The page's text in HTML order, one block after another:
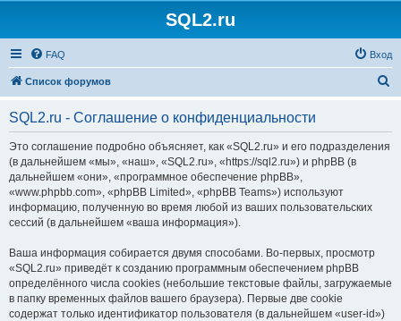
SQL2.ru
FAQ Вход
Список форумов
SQL2.ru - Соглашение о конфиденциальности
Это соглашение подробно объясняет, как «SQL2.ru» и его подразделения
(в дальнейшем «мы», «наш», «SQL2.ru», «https://sql2.ru») и phpBB (в
дальнейшем «они», «программное обеспечение phpBB»,
«www.phpbb.com», «phpBB Limited», «phpBB Teams») используют
информацию, полученную во время любой из ваших пользовательских
сессий (в дальнейшем «ваша информация»).
Ваша информация собирается двумя способами. Во-первых, просмотр
«SQL2.ru» приведёт к созданию программным обеспечением phpBB
определённого числа cookies (небольшие текстовые файлы, загружаемые
в папку временных файлов вашего браузера). Первые две cookie
содержат только идентификатор пользователя (в дальнейшем «user-id»)